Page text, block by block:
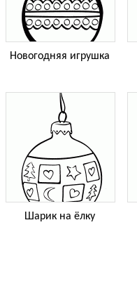
Новогодняя игрушка
Шарик на ёлку